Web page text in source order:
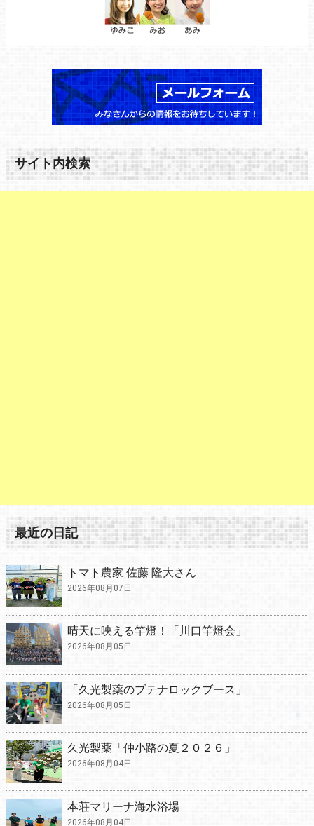
サイト内検索
最近の日記
トマト農家 佐藤 隆大さん
2026年08月07日
晴天に映える竿燈！「川口竿燈会」
2026年08月05日
「久光製薬のブテナロックブース」
2026年08月05日
久光製薬「仲小路の夏２０２６」
2026年08月04日
本荘マリーナ海水浴場
2026年08月04日